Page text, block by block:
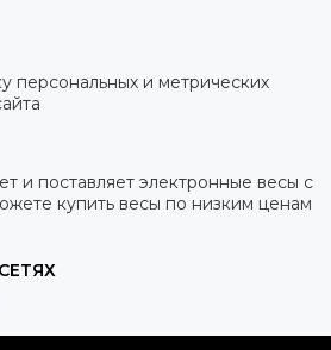
из высококачественных
надежность и долговечность
воздействию внешних
вы можете быть уверены в
работы весов на
это идеальное решение для
персональных и метрических
и поставляет электронные весы с
купить весы по низким ценам